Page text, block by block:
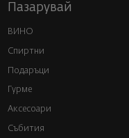
Пазарувай
ВИНО
Спиртни
Подаръци
Гурме
Аксесоари
Събития